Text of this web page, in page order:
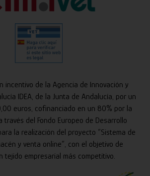
incentivo de la Agencia de Innovación y
IDEA, de la Junta de Andalucía, por un
euros, cofinanciado en un 80% por la
través del Fondo Europeo de Desarrollo
la realización del proyecto “Sistema de
y venta online”, con el objetivo de
tejido empresarial más competitivo.